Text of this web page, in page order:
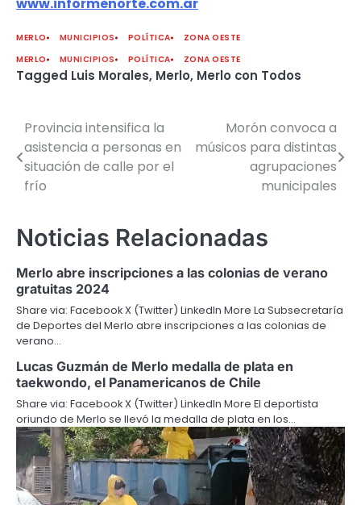
MERLO MUNICIPIOS POLÍTICA
ZONA OESTE
MERLO
MUNICIPIOS POLÍTICA ZONA OESTE
Tagged Luis Morales, Merlo, Merlo con Todos
Navegación
de
entradas
Provincia intensifica la
asistencia a personas en
situación de calle por el
frío
Morón convoca a
músicos para distintas
agrupaciones
municipales
Noticias Relacionadas
Merlo abre inscripciones a las colonias de verano
gratuitas 2024
Share via: Facebook X (Twitter) LinkedIn More La Subsecretaría
de Deportes del Merlo abre inscripciones a las colonias de
verano…
Lucas Guzmán de Merlo medalla de plata en
taekwondo, el Panamericanos de Chile
Share via: Facebook X (Twitter) LinkedIn More El deportista
oriundo de Merlo se llevó la medalla de plata en los…